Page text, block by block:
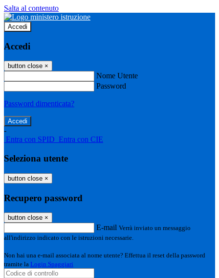
Salta al contenuto
Accedi
Accedi
button close ×
Nome Utente
Password
Password dimenticata?
-
Entra con SPID Entra con CIE
Seleziona utente
button close ×
Recupero password
button close ×
E-mail Verrà inviato un messaggio
all'indirizzo indicato con le istruzioni necessarie.
Non hai una e-mail associata al nome utente? Effettua il reset della password
tramite la Login Spaggiari